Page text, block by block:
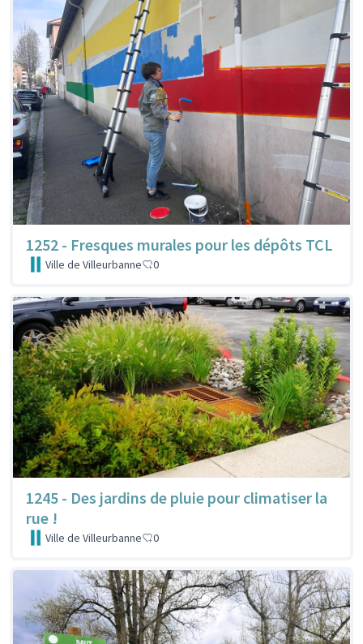
1252 - Fresques murales pour les dépôts TCL
Ville de Villeurbanne 0
1245 - Des jardins de pluie pour climatiser la
rue !
Ville de Villeurbanne 0